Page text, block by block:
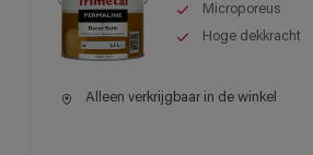
Microporeus
Hoge dekkracht
Alleen verkrijgbaar in de winkel